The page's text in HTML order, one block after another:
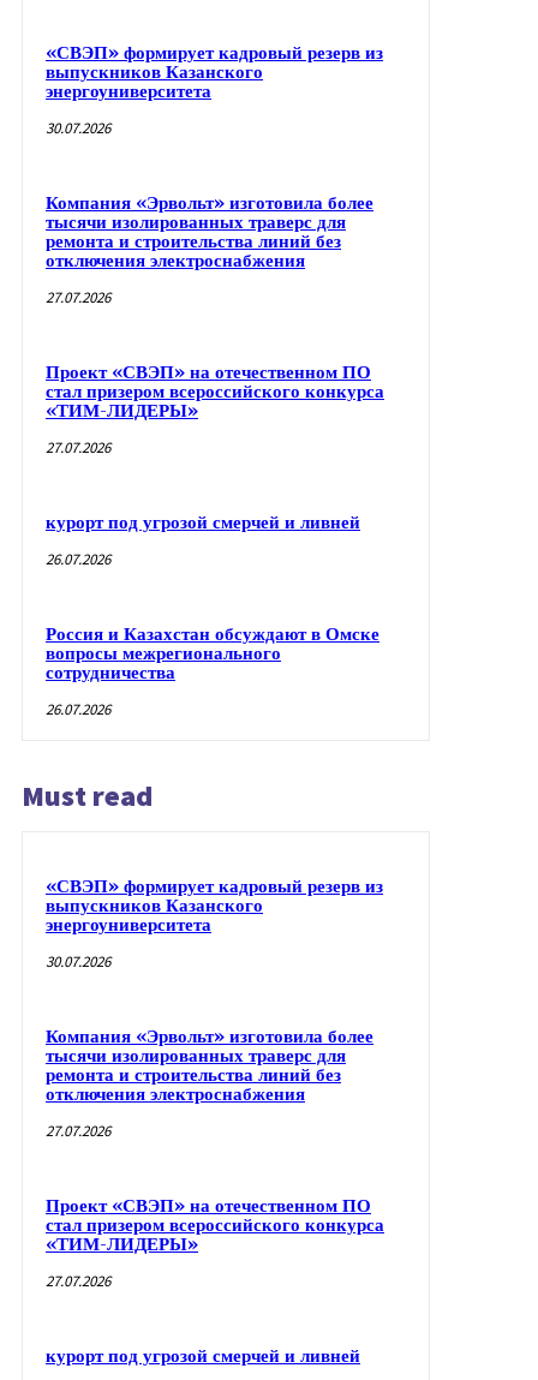
«СВЭП» формирует кадровый резерв из
выпускников Казанского
энергоуниверситета
30.07.2026
Компания «Эрвольт» изготовила более
тысячи изолированных траверс для
ремонта и строительства линий без
отключения электроснабжения
27.07.2026
Проект «СВЭП» на отечественном ПО
стал призером всероссийского конкурса
«ТИМ-ЛИДЕРЫ»
27.07.2026
курорт под угрозой смерчей и ливней
26.07.2026
Россия и Казахстан обсуждают в Омске
вопросы межрегионального
сотрудничества
26.07.2026
Must read
«СВЭП» формирует кадровый резерв из
выпускников Казанского
энергоуниверситета
30.07.2026
Компания «Эрвольт» изготовила более
тысячи изолированных траверс для
ремонта и строительства линий без
отключения электроснабжения
27.07.2026
Проект «СВЭП» на отечественном ПО
стал призером всероссийского конкурса
«ТИМ-ЛИДЕРЫ»
27.07.2026
курорт под угрозой смерчей и ливней